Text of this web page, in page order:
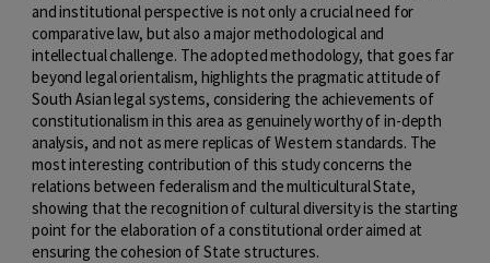
and institutional perspective is not only a crucial need for
comparative law, but also a major methodological and
intellectual challenge. The adopted methodology, that goes far
beyond legal orientalism, highlights the pragmatic attitude of
South Asian legal systems, considering the achievements of
constitutionalism in this area as genuinely worthy of in-depth
analysis, and not as mere replicas of Western standards. The
most interesting contribution of this study concerns the
relations between federalism and the multicultural State,
showing that the recognition of cultural diversity is the starting
point for the elaboration of a constitutional order aimed at
ensuring the cohesion of State structures.